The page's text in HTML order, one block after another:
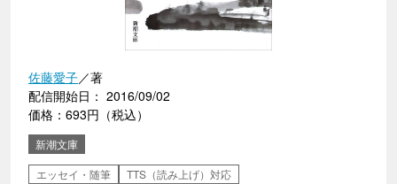
佐藤愛子／著
配信開始日： 2016/09/02
価格：693円（税込）
新潮文庫
エッセイ・随筆
TTS（読み上げ）対応